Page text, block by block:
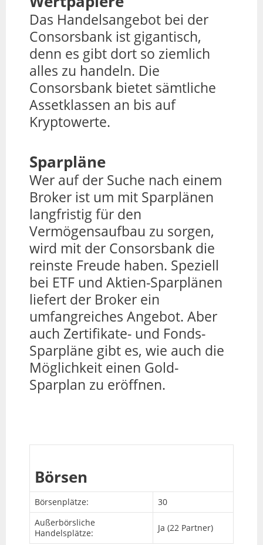
Das Handelsangebot bei der
Consorsbank ist gigantisch,
denn es gibt dort so ziemlich
alles zu handeln. Die
Consorsbank bietet sämtliche
Assetklassen an bis auf
Kryptowerte.
Sparpläne
Wer auf der Suche nach einem
Broker ist um mit Sparplänen
langfristig für den
Vermögensaufbau zu sorgen,
wird mit der Consorsbank die
reinste Freude haben. Speziell
bei ETF und Aktien-Sparplänen
liefert der Broker ein
umfangreiches Angebot. Aber
auch Zertifikate- und Fonds-
Sparpläne gibt es, wie auch die
Möglichkeit einen Gold-
Sparplan zu eröffnen.
Börsen
Börsenplätze:
30
Außerbörsliche
Handelsplätze:
Ja (22 Partner)